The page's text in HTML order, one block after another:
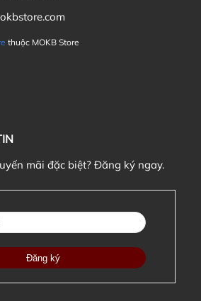
đơn hàng này cho người khác nếu
biệt gì so với ảnh minh hoạ không?
thuộc MOKB Store
mãi đặc biệt? Đăng ký ngay.